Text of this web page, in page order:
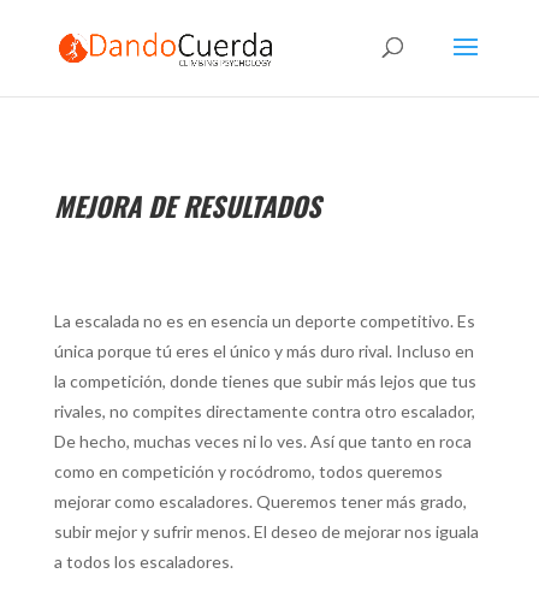
MEJORA DE RESULTADOS
La escalada no es en esencia un deporte competitivo. Es
única porque tú eres el único y más duro rival. Incluso en
la competición, donde tienes que subir más lejos que tus
rivales, no compites directamente contra otro escalador,
De hecho, muchas veces ni lo ves. Así que tanto en roca
como en competición y rocódromo, todos queremos
mejorar como escaladores. Queremos tener más grado,
subir mejor y sufrir menos. El deseo de mejorar nos iguala
a todos los escaladores.